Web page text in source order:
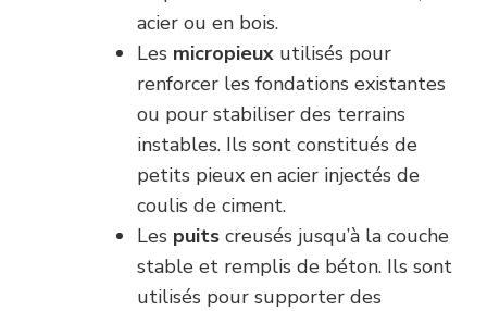
acier ou en bois.
Les micropieux utilisés pour
renforcer les fondations existantes
ou pour stabiliser des terrains
instables. Ils sont constitués de
petits pieux en acier injectés de
coulis de ciment.
Les puits creusés jusqu’à la couche
stable et remplis de béton. Ils sont
utilisés pour supporter des